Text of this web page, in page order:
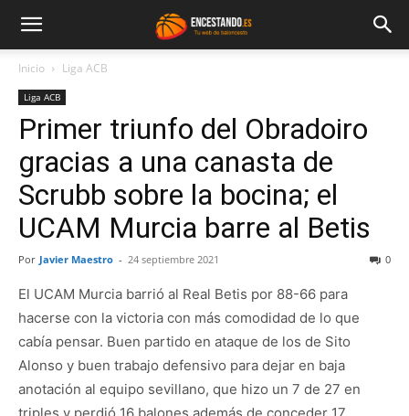
Inicio Liga ACB
Liga ACB
Primer triunfo del Obradoiro
gracias a una canasta de
Scrubb sobre la bocina; el
UCAM Murcia barre al Betis
Por Javier Maestro - 24 septiembre 2021 0
El UCAM Murcia barrió al Real Betis por 88-66 para
hacerse con la victoria con más comodidad de lo que
cabía pensar. Buen partido en ataque de los de Sito
Alonso y buen trabajo defensivo para dejar en baja
anotación al equipo sevillano, que hizo un 7 de 27 en